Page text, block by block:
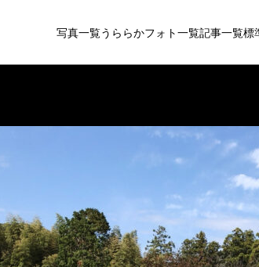
写真一覧うららかフォト一覧記事一覧標